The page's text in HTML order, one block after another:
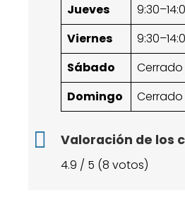
Jueves
Viernes
Sábado
Cerrado
Domingo
Cerrado
Valoración de los
4.9 / 5 (8 votos)